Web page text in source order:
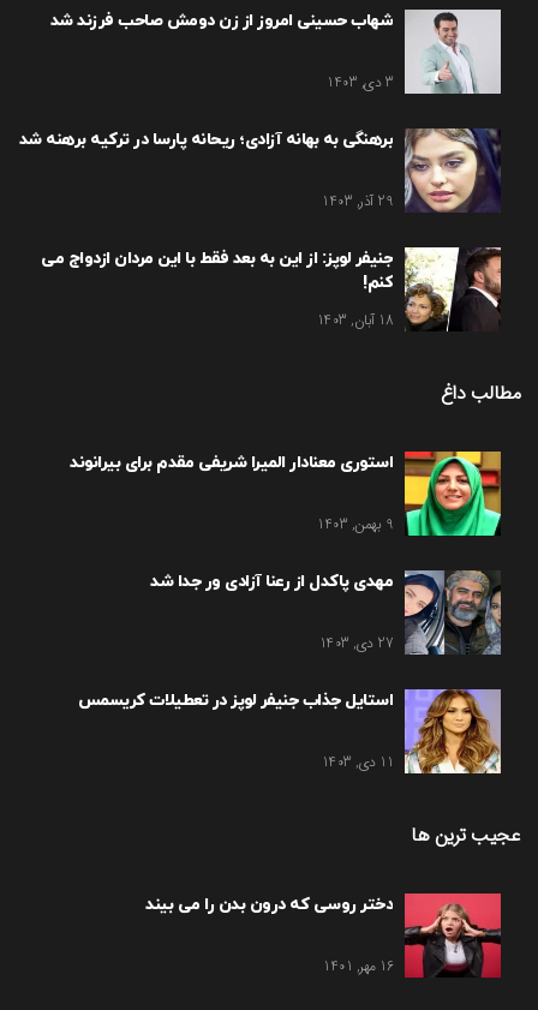
شهاب حسینی امروز از زن دومش صاحب فرزند شد
3 دی, 1403
برهنگی به بهانه آزادی؛ ریحانه پارسا در ترکیه برهنه شد
29 آذر, 1403
جنیفر لوپز: از این به بعد فقط با این مردان ازدواج می
کنم!
18 آبان, 1403
مطالب داغ
استوری معنادار المیرا شریفی مقدم برای بیرانوند
9 بهمن, 1403
مهدی پاکدل از رعنا آزادی ور جدا شد
27 دی, 1403
استایل جذاب جنیفر لوپز در تعطیلات کریسمس
11 دی, 1403
عجیب ترین ها
دختر روسی که درون بدن را می بیند
16 مهر, 1401